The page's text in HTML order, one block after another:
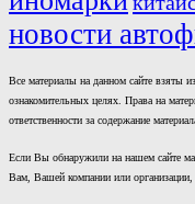
новости
Все материалы на данном сайте взяты
ознакомительных целях. Права на
ответственности за содержание
Если Вы обнаружили на нашем сайте
Вам, Вашей компании или